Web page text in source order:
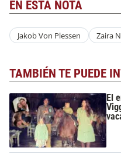
EN ESTA NOTA
Jakob Von Plessen Zaira
TAMBIÉN TE PUEDE
El